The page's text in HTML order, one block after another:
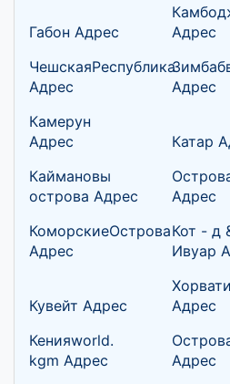
Габон Адрес
Адрес
ЧешскаяРеспублика
Адрес
Адрес
Камерун
Адрес
Катар
Каймановы
острова Адрес
Адрес
КоморскиеОстрова
Адрес
Кот - д
Ивуар
Кувейт Адрес
Адрес
Кенияworld.
kgm Адрес
Адрес